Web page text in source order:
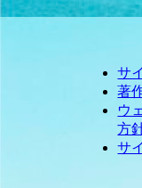
サ
著
ウ
方
サ